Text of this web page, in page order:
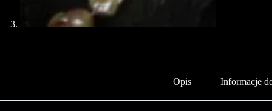
Opis Informacje